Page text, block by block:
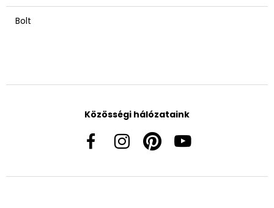
Bolt
Közösségi hálózataink